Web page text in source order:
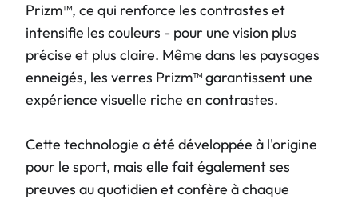
Prizm™, ce qui renforce les contrastes et
intensifie les couleurs - pour une vision plus
précise et plus claire. Même dans les paysages
enneigés, les verres Prizm™ garantissent une
expérience visuelle riche en contrastes.
Cette technologie a été développée à l'origine
pour le sport, mais elle fait également ses
preuves au quotidien et confère à chaque